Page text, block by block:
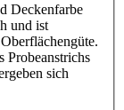
Deckenfarbe
und ist
Probeanstrichs
sich